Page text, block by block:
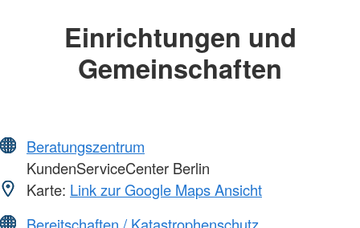
Einrichtungen und
Gemeinschaften
Beratungszentrum
KundenServiceCenter Berlin
Karte: Link zur Google Maps Ansicht